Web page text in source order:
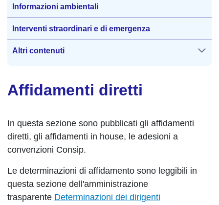
Affidamenti diretti
In questa sezione sono pubblicati gli affidamenti
diretti, gli affidamenti in house, le adesioni a
convenzioni Consip.
Le determinazioni di affidamento sono leggibili in
questa sezione dell'amministrazione
trasparente Determinazioni dei dirigenti
Informazioni ambientali
Interventi straordinari e di emergenza
Altri contenuti